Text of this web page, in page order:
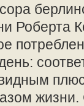
Роберта